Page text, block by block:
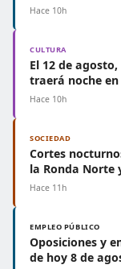
Hace 10h
CULTURA
El 12 de
traerá noche
Hace 10h
SOCIEDAD
Cortes
la Ronda Norte
Hace 11h
EMPLEO PÚBLICO
Oposiciones y
de hoy 8 de